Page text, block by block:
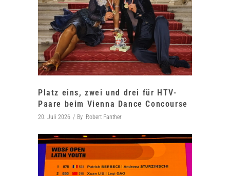
Platz eins, zwei und drei für HTV-
Paare beim Vienna Dance Concourse
20. Juli 2026 By Robert Panther